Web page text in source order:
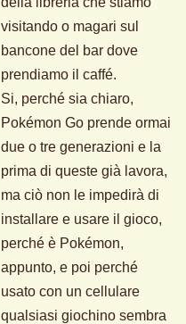
visitando o magari sul
bancone del bar dove
prendiamo il caffé.
Si, perché sia chiaro,
Pokémon Go prende ormai
due o tre generazioni e la
prima di queste già lavora,
ma ciò non le impedirà di
installare e usare il gioco,
perché è Pokémon,
appunto, e poi perché
usato con un cellulare
qualsiasi giochino sembra